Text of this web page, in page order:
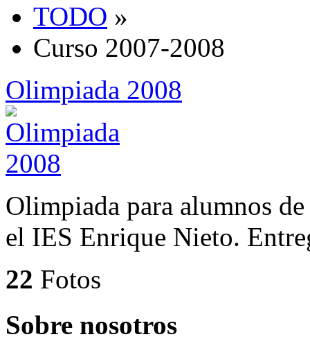
TODO »
Curso 2007-2008
Olimpiada 2008
Olimpiada para alumnos
el IES Enrique Nieto.
22 Fotos
Sobre nosotros